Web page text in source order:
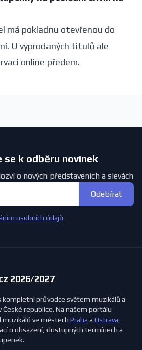
má pokladnu otevřenou do
U vyprodaných titulů ale
online předem.
se k odběru novinek
o nových představeních a slevách
Odebírat
osobních údajů
2026/2027
kompletní průvodce světem muzikálů a
České republice. Na našem portálu
ve městech Praha a Ostrava,
o obsazení, dostupných termínech a